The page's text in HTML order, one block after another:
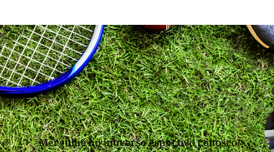
Mergulhe no universo esportivo conosco!